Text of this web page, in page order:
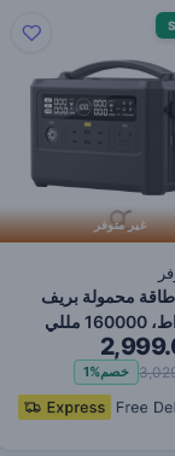
غير متوفر
محمولة بريف
800 واط، 160000 مللي
الساعة - أسو…
خصم1%